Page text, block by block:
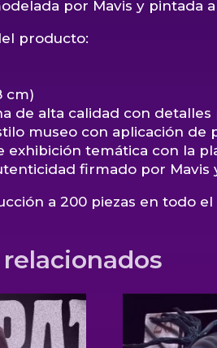
por Mavis y pintada
producto:
cm)
de alta calidad con
museo con aplicación de
exhibición temática con la
firmado por Mavis
a 200 piezas en todo